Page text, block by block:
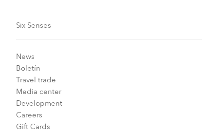
Six Senses
News
Boletín
Travel trade
Media center
Development
Careers
Gift Cards